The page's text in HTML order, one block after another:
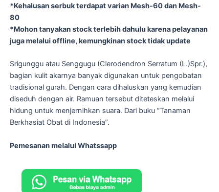
*Kehalusan serbuk terdapat varian Mesh-60 dan Mesh-
80
*Mohon tanyakan stock terlebih dahulu karena pelayanan
juga melalui offline, kemungkinan stock tidak update
Srigunggu atau Senggugu (Clerodendron Serratum (L.)Spr.),
bagian kulit akarnya banyak digunakan untuk pengobatan
tradisional gurah. Dengan cara dihaluskan yang kemudian
diseduh dengan air. Ramuan tersebut diteteskan melalui
hidung untuk menjernihkan suara. Dari buku “Tanaman
Berkhasiat Obat di Indonesia”.
Pemesanan melalui Whatssapp